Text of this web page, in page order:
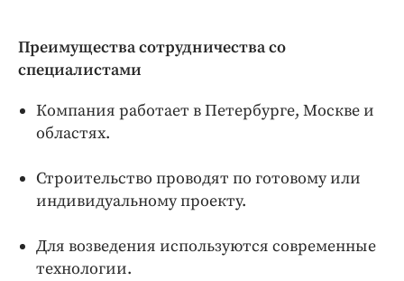
Преимущества сотрудничества со
специалистами
Компания работает в Петербурге, Москве и
областях.
Строительство проводят по готовому или
индивидуальному проекту.
Для возведения используются современные
технологии.